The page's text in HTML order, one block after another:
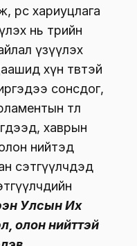
хариуцлага
нь төрийн
үзүүлэх
хүн төвтэй
сонсдог,
төлөө
хаврын
нийтэд
сэтгүүлчдэд
Улсын Их
олон нийттэй